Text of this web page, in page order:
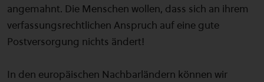
angemahnt. Die Menschen wollen, dass sich an ihrem
verfassungsrechtlichen Anspruch auf eine gute
Postversorgung nichts ändert!
In den europäischen Nachbarländern können wir